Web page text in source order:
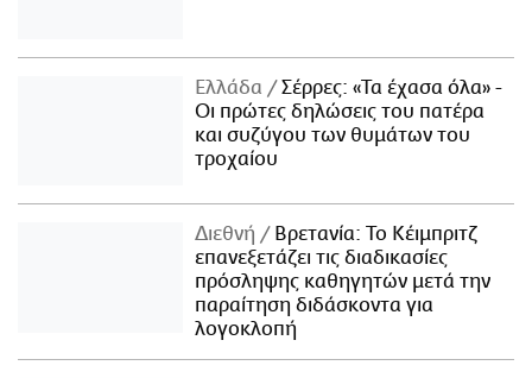
Ελλάδα
Σέρρες: «Τα έχασα όλα» -
Οι πρώτες δηλώσεις του πατέρα
και συζύγου των θυμάτων του
τροχαίου
Διεθνή
Βρετανία: Το Κέιμπριτζ
επανεξετάζει τις διαδικασίες
πρόσληψης καθηγητών μετά την
παραίτηση διδάσκοντα για
λογοκλοπή